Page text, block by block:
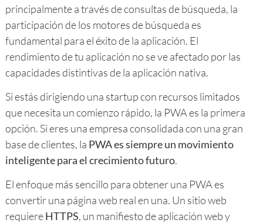
principalmente a través de consultas de búsqueda, la
participación de los motores de búsqueda es
fundamental para el éxito de la aplicación. El
rendimiento de tu aplicación no se ve afectado por las
capacidades distintivas de la aplicación nativa.
Si estás dirigiendo una startup con recursos limitados
que necesita un comienzo rápido, la PWA es la primera
opción. Si eres una empresa consolidada con una gran
base de clientes, la PWA es siempre un movimiento
inteligente para el crecimiento futuro.
El enfoque más sencillo para obtener una PWA es
convertir una página web real en una. Un sitio web
requiereHTTPS, un manifiesto de aplicación web y